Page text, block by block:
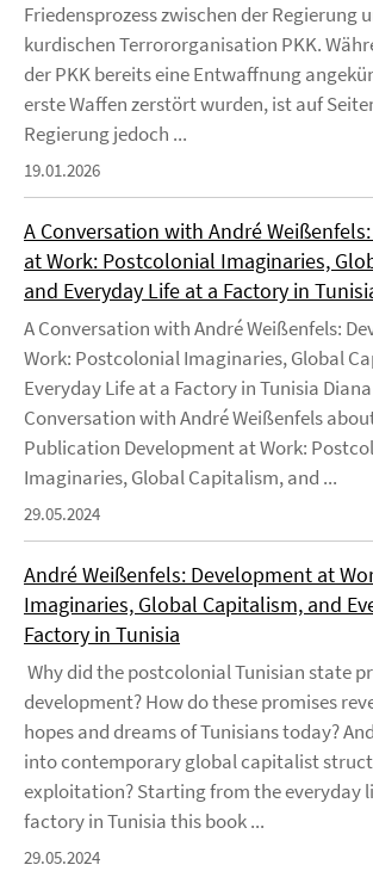
Friedensprozess zwischen der Regierung
kurdischen Terrororganisation PKK.
der PKK bereits eine Entwaffnung
erste Waffen zerstört wurden, ist auf
Regierung jedoch ...
19.01.2026
A Conversation with André
at Work: Postcolonial Imaginaries,
and Everyday Life at a Factory in
A Conversation with André Weißenfels:
Work: Postcolonial Imaginaries, Global
Everyday Life at a Factory in Tunisia
Conversation with André Weißenfels
Publication Development at Work:
Imaginaries, Global Capitalism, and ...
29.05.2024
André Weißenfels: Development at
Imaginaries, Global Capitalism, and
Factory in Tunisia
Why did the postcolonial Tunisian state
development? How do these promises
hopes and dreams of Tunisians today?
into contemporary global capitalist
exploitation? Starting from the everyday
factory in Tunisia this book ...
29.05.2024